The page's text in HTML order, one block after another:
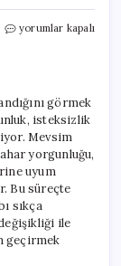
Bahar
Yöntemi
için
yorumlar kapalı
görmek
isteksizlik
Mevsim
yorgunluğu,
uyum
Bu süreçte
sıkça
ile
geçirmek